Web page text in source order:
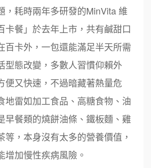
，耗時兩年多研發的MinVita 維
卡餐」於去年上市，共有鹹甜口
百卡外，一包還能滿足半天所需
型態改變，多數人習慣仰賴外
便又快速，不過暗藏著熱量危
地雷如加工食品、高糖食物、油
早餐類的燒餅油條、鐵板麵、雞
等，本身沒有太多的營養價值，
增加慢性疾病風險。